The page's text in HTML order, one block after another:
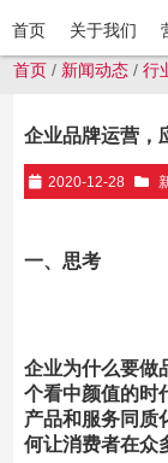
首页 关于我们
首页 / 新闻动态 /行
企业品牌运营，
2020-12-28
一、思考
企业为什么要做
个看中颜值的时
产品和服务同质
何让消费者在众